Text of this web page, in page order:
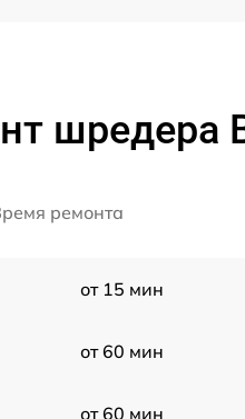
шредера
ремонта
от 15 мин
от 60 мин
от 60 мин